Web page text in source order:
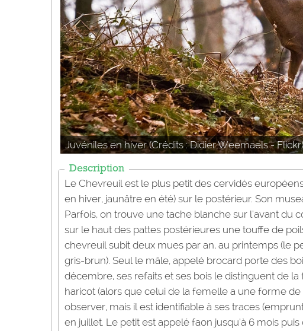
Juvéniles en hiver (Crédits : Didier Weemaels - Flickr)
Description
Le Chevreuil est le plus petit des cervidés
en hiver, jaunâtre en été) sur le postérieur. Son
Parfois, on trouve une tache blanche sur l’avant du
sur le haut des pattes postérieures une touffe de
chevreuil subit deux mues par an, au printemps (le
gris-brun). Seul le mâle, appelé brocard porte des
décembre, ses refaits et ses bois le distinguent de
haricot (alors que celui de la femelle a une forme
observer, mais il est identifiable à ses traces
en juillet. Le petit est appelé faon jusqu’à 6 mois puis